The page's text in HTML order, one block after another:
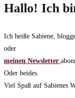
Hallo! Ich
Ich heiße Sabiene,
oder
meinen Newsletter
Oder beides.
Viel Spaß auf Sabienes